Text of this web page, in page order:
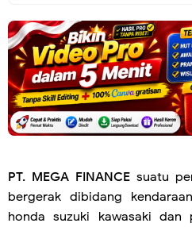
PT. MEGA FINANCE suatu
bergerak dibidang
honda suzuki kawasaki